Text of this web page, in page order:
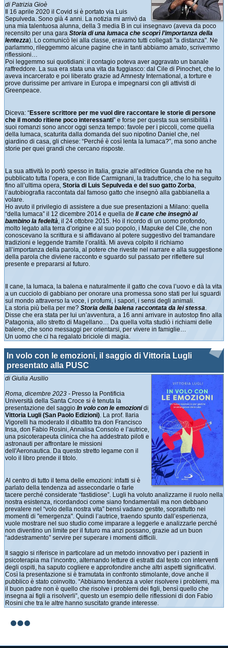
di Patrizia Gioè
Il 16 aprile 2020 il Covid si è portato via Luis
Sepulveda. Sono già 4 anni. La notizia mi arrivò da
una mia talentuosa alunna, della 3 media B in cui insegnavo (aveva da poco
recensito per una gara Storia di una lumaca che scoprì l’importanza della
lentezza). Lo comunicò lei alla classe, eravamo tutti collegati "a distanza". Ne
parlammo, rileggemmo alcune pagine che in tanti abbiamo amato, scrivemmo
riflessioni…
Poi leggemmo sui quotidiani: il contagio poteva aver aggravato un banale
raffreddore. La sua era stata una vita da fuggiasco: dal Cile di Pinochet, che lo
aveva incarcerato e poi liberato grazie ad Amnesty International, a torture e
prove durissime per arrivare in Europa e impegnarsi con gli attivisti di
Greenpeace.
Diceva: “Essere scrittore per me vuol dire raccontare le storie di persone
che il mondo ritiene poco interessanti” e forse per questa sua sensibilità i
suoi romanzi sono ancor oggi senza tempo: favole per i piccoli, come quella
della lumaca, scaturita dalla domanda del suo nipotino Daniel che, nel
giardino di casa, gli chiese: “Perché è così lenta la lumaca?”, ma sono anche
storie per quei grandi che cercano risposte.
La sua attività lo portò spesso in Italia, grazie all’editrice Guanda che ne ha
pubblicato tutta l’opera, e con Ilide Carmignani, la traduttrice, che lo ha seguito
fino all’ultima opera, Storia di Luis Sepulveda e del suo gatto Zorba
l’autobiografia raccontata dal famoso gatto che insegnò alla gabbianella a
volare.
Ho avuto il privilegio di assistere a due sue presentazioni a Milano: quella
“della lumaca” il 12 dicembre 2014 e quella de Il cane che insegnò al
bambino la fedeltà , il 24 ottobre 2015. Ho il ricordo di un uomo profondo,
molto legato alla terra d’origine e al suo popolo, i Mapuke del Cile, che non
conoscevano la scrittura e si affidavano al potere suggestivo del tramandare
tradizioni e leggende tramite l’oralità. Mi aveva colpito il richiamo
all’importanza della parola, al potere che riveste nel narrare e alla suggestione
della parola che diviene racconto e sguardo sul passato per riflettere sul
presente e prepararsi al futuro.
Il cane, la lumaca, la balena e naturalmente il gatto che cova l’uovo e dà la vita
a un cucciolo di gabbiano per onorare una promessa sono stati per lui sguardi
sul mondo attraverso la voce, i profumi, i sapori, i sensi degli animali.
La storia più bella per me? Storia della balena raccontata da lei stessa
Disse che era stata per lui un’avventura, a 16 anni arrivare in autostop fino alla
Patagonia, allo stretto di Magellano… Da quella volta studiò i richiami delle
balene, che sono messaggi per orientarsi, per vivere in famiglie…
Un uomo che ci ha regalato briciole di magia.
In volo con le emozioni, il saggio di Vittoria Lugli
presentato alla PUSC
di Giulia Ausilio
Roma, dicembre 2023 - Presso la Pontificia
Università della Santa Croce si è tenuta la
presentazione del saggio In volo con le emozionidi
Vittoria Lugli (San Paolo Edizioni) . La prof. Ilaria
Vigorelli ha moderato il dibattito tra don Francisco
Insa, don Fabio Rosini, Annalisa Consolo e l’autrice,
una psicoterapeuta clinica che ha addestrato piloti e
astronauti per affrontare le missioni
dell'Aeronautica. Da questo stretto legame con il
volo il libro prende il titolo.
Al centro di tutto il tema delle emozioni: infatti si è
parlato della tendenza ad assecondarle o farle
tacere perché considerate “fastidiose”. Lugli ha voluto analizzarne il ruolo nella
nostra esistenza, ricordandoci come siano fondamentali ma non debbano
prevalere nel “volo della nostra vita” bensì vadano gestite, soprattutto nei
momenti di "emergenza". Quindi l’autrice, traendo spunto dall’esperienza,
vuole mostrare nel suo studio come imparare a leggerle e analizzarle perché
non diventino un limite per il futuro ma anzi possano, grazie ad un buon
“addestramento” servire per superare i momenti difficili.
Il saggio si riferisce in particolare ad un metodo innovativo per i pazienti in
psicoterapia ma l’incontro, alternando letture di estratti dal testo con interventi
degli ospiti, ha saputo cogliere e approfondire anche altri aspetti significativi.
Così la presentazione si è tramutata in confronto stimolante, dove anche il
pubblico è stato coinvolto. “Abbiamo tendenza a voler risolvere i problemi, ma
il buon padre non è quello che risolve i problemi dei figli, bensì quello che
insegna ai figli a risolverli”, questo un esempio delle riflessioni di don Fabio
Rosini che tra le altre hanno suscitato grande interesse.